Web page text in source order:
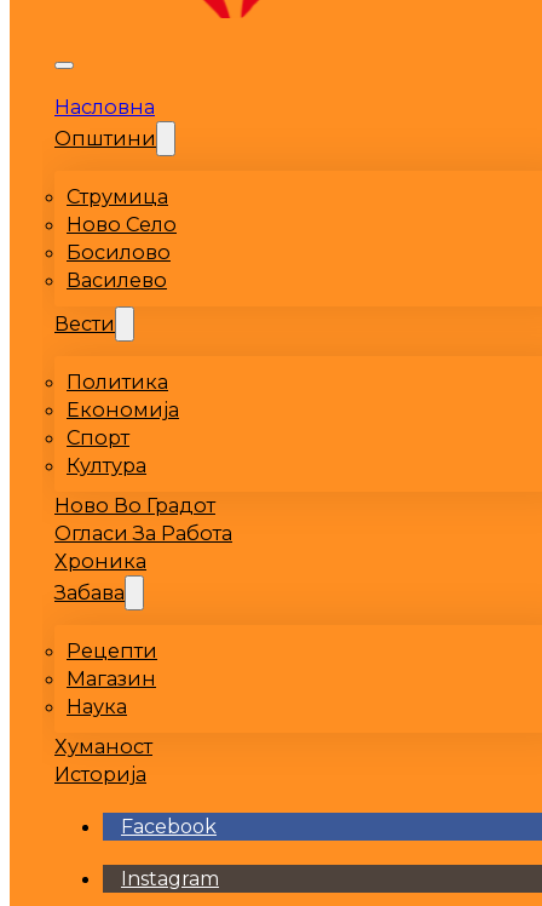
Насловна
Општини
Струмица
Ново Село
Босилово
Василево
Вести
Политика
Економија
Спорт
Култура
Ново Во Градот
Огласи За Работа
Хроника
Забава
Рецепти
Магазин
Наука
Хуманост
Историја
Facebook
Instagram